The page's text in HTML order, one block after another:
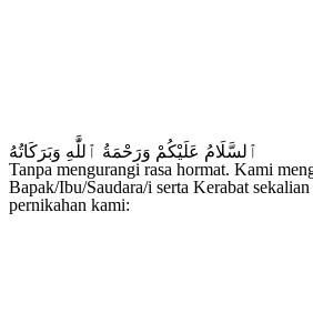
ٱلسَّلَامُ عَلَيْكُمْ وَرَحْمَةُ ٱللَّٰهِ وَبَرَكَاتُهُ
Tanpa mengurangi rasa hormat. Kami
Bapak/Ibu/Saudara/i serta Kerabat
pernikahan kami: